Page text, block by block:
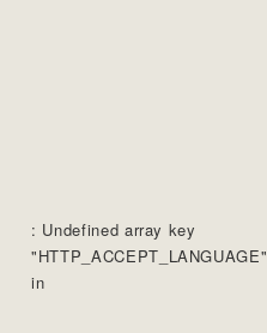
: Undefined array key
"HTTP_ACCEPT_LANGUAGE"
in